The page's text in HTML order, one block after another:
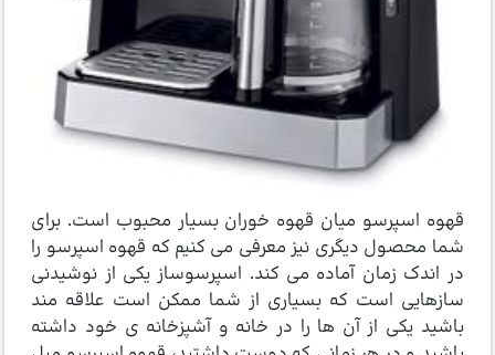
قهوه اسپرسو میان قهوه خوران بسیار محبوب است. برای
شما محصول دیگری نیز معرفی می کنیم که قهوه اسپرسو را
در اندک زمان آماده می کند. اسپرسوساز یکی از نوشیدنی
سازهایی است که بسیاری از شما ممکن است علاقه مند
باشید یکی از آن ها را در خانه و آشپزخانه ی خود داشته